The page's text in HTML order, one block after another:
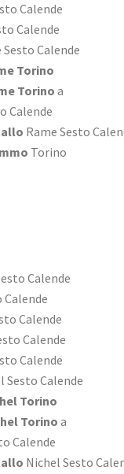
Calende
Calende
Calende
Torino
Torino a
Calende
Rame Sesto
Torino
Calende
Calende
Calende
Calende
Calende
Sesto Calende
Torino
Torinoa
Calende
Nichel Sesto